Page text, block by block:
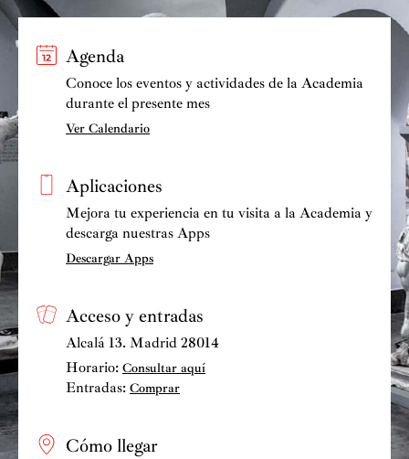
Agenda
Conoce los eventos y actividades de la Academia
durante el presente mes
Ver Calendario
Aplicaciones
Mejora tu experiencia en tu visita a la Academia y
descarga nuestras Apps
Descargar Apps
Acceso y entradas
Alcalá 13. Madrid 28014
Horario: Consultar aquí
Entradas: Comprar
Cómo llegar